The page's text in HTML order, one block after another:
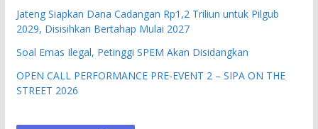
Jateng Siapkan Dana Cadangan Rp1,2 Triliun untuk Pilgub
2029, Disisihkan Bertahap Mulai 2027
Soal Emas Ilegal, Petinggi SPEM Akan Disidangkan
OPEN CALL PERFORMANCE PRE-EVENT 2 – SIPA ON THE
STREET 2026